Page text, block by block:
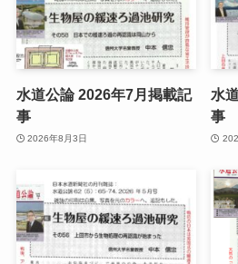
水道公論 2026年7月掲載記
事
2026年8月3日
水
事